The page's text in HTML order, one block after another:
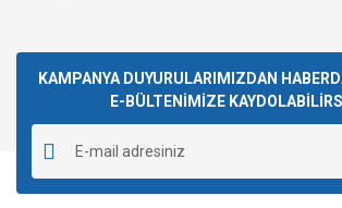
KAMPANYA DUYURULARIMIZDAN
E-BÜLTENİMİZE